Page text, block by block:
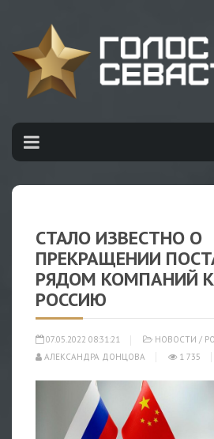
СТАЛО ИЗВЕСТНО О
ПРЕКРАЩЕНИИ
РЯДОМ КОМПАНИЙ
РОССИЮ
07.05.2022 08:31:21 НОВОСТИ /
АЛЕКСАНДРА ДОНЦОВА
1 735